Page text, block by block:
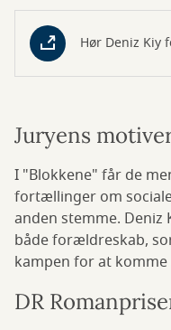
Hør Deniz Kiy
Juryens
I "Blokkene" får de
fortællinger om
anden stemme.
både forældreskab,
kampen for at
DR